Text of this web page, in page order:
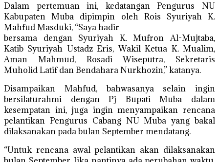
Dalam pertemuan ini, kedatangan Pengurus NU
Kabupaten Muba dipimpin oleh Rois Syuriyah K.
Mahfud Masduki, “Saya hadir
bersama dengan Syuriyah K. Mufron Al-Mujtaba,
Katib Syuriyah Ustadz Eris, Wakil Ketua K. Mualim,
Aman Mahmud, Rosadi Wiseputra, Sekretaris
Muholid Latif dan Bendahara Nurkhozin,” katanya.
Disampaikan Mahfud, bahwasanya selain ingin
bersilaturahmi dengan Pj Bupati Muba dalam
kesempatan ini, juga ingin menyampaikan rencana
pelantikan Pengurus Cabang NU Muba yang bakal
dilaksanakan pada bulan September mendatang.
“Untuk rencana awal pelantikan akan dilaksanakan